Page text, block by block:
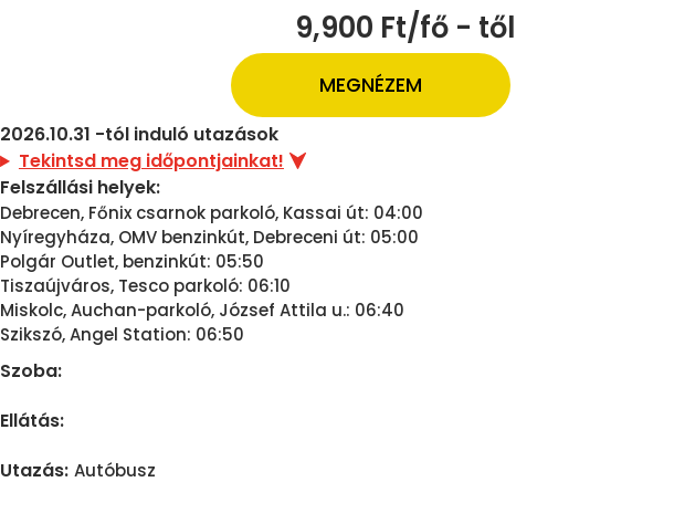
9,900 Ft/fő - től
MEGNÉZEM
2026.10.31 -tól induló utazások
Tekintsd meg időpontjainkat!
Felszállási helyek:
Debrecen, Főnix csarnok parkoló, Kassai út: 04:00
Nyíregyháza, OMV benzinkút, Debreceni út: 05:00
Polgár Outlet, benzinkút: 05:50
Tiszaújváros, Tesco parkoló: 06:10
Miskolc, Auchan-parkoló, József Attila u.: 06:40
Szikszó, Angel Station: 06:50
Szoba:
Ellátás:
Utazás: Autóbusz